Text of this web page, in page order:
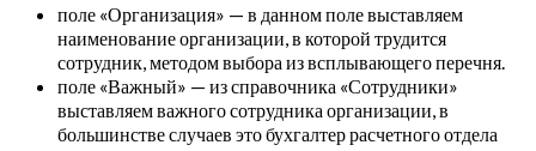
поле «Организация» — в данном поле выставляем
наименование организации, в которой трудится
сотрудник, методом выбора из всплывающего перечня.
поле «Важный» — из справочника «Сотрудники»
выставляем важного сотрудника организации, в
большинстве случаев это бухгалтер расчетного отдела